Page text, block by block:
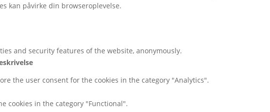
kan påvirke din browseroplevelse.
and security features of the website, anonymously.
the user consent for the cookies in the category "Analytics".
cookies in the category "Functional".